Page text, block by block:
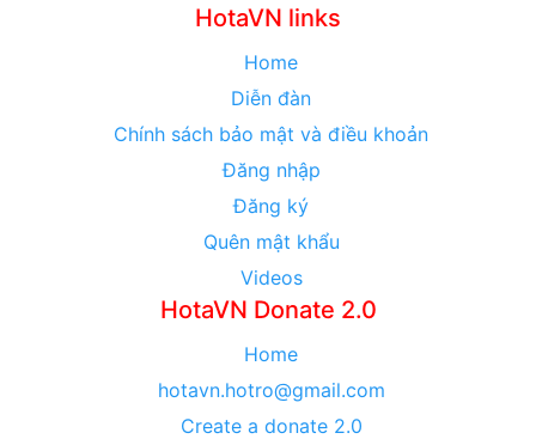
HotaVN links
Home
Diễn đàn
Chính sách bảo mật và điều khoản
Đăng nhập
Đăng ký
Quên mật khẩu
Videos
HotaVN Donate 2.0
Home
hotavn.hotro@gmail.com
Create a donate 2.0